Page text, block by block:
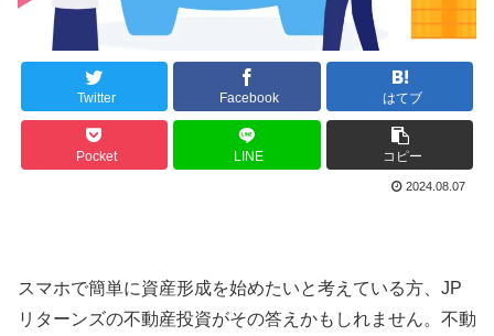
Twitter Facebook はてブ
Pocket LINE コピー
2024.08.07
スマホで簡単に資産形成を始めたいと考えている方、JP
リターンズの不動産投資がその答えかもしれません。不動